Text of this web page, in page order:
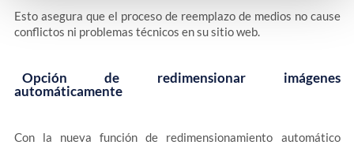
Esto asegura que el proceso de reemplazo de medios no cause
conflictos ni problemas técnicos en su sitio web.
Opción de redimensionar imágenes
automáticamente
Con la nueva función de redimensionamiento automático